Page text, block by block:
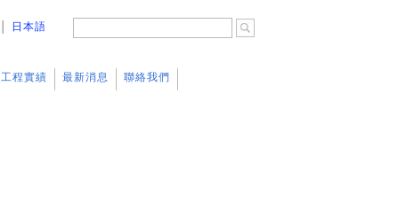
日本語
工程實績 最新消息 聯絡我們